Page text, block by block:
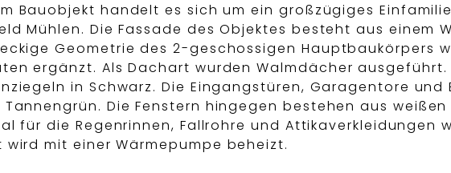
Bauobjekt handelt es sich um ein großzügiges
Mühlen. Die Fassade des Objektes besteht aus einem
Geometrie des 2-geschossigen Hauptbaukörpers
ergänzt. Als Dachart wurden Walmdächer
in Schwarz. Die Eingangstüren, Garagentore und
Tannengrün. Die Fenstern hingegen bestehen aus
für die Regenrinnen, Fallrohre und Attikaverkleidungen
wird mit einer Wärmepumpe beheizt.